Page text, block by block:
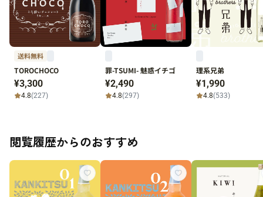
送料無料
TOROCHOCO
¥3,300
4.8(227)
罪-TSUMI- 魅惑イチゴ
¥2,490
4.8(297)
理系兄弟
¥1,990
4.8(533)
閲覧履歴からのおすすめ